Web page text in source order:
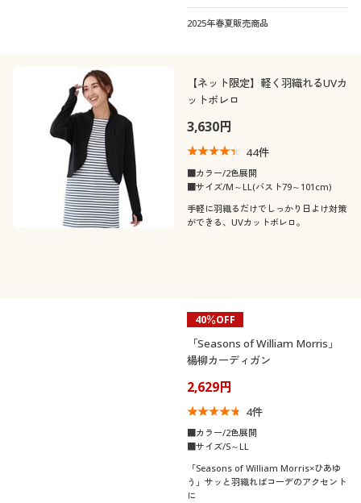
2025年春夏販売商品
【ネット限定】軽く羽織れるUVカ
ットボレロ
3,630円
44件
■カラー/2色展開
■サイズ/M～LL(バスト79～101cm)
手軽に羽織るだけでしっかり日よけ対策
ができる、UVカットボレロ。
40％OFF
「Seasons of William Morris」
楊柳カーディガン
2,629円
4件
■カラー/2色展開
■サイズ/S～LL
「Seasons of William Morris×ひあゆ
う」サッと羽織ればコーデのアクセント
に